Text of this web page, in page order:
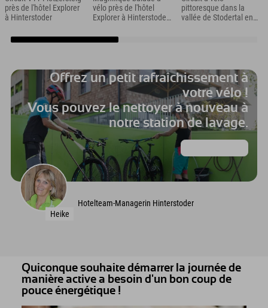
près de l'hôtel Explorer
à Hinterstoder
vélo près de l'hôtel
Explorer à Hinterstoder,
pittoresque dans la
vallée de Stodertal en
Offrez un petit rafraîchissement à
votre vélo !
Vous pouvez le nettoyer à nouveau à
notre station de lavage.
Heike
Hotelteam-Managerin Hinterstoder
Quiconque souhaite démarrer la journée de
manière active a besoin d'un bon coup de
pouce énergétique !